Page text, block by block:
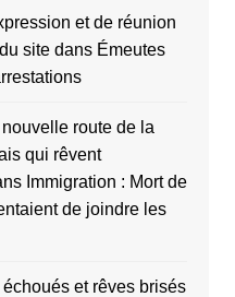
et de réunion
sitedans Émeutes
route de la
qui rêvent
Immigration : Mort de
de joindre les
et rêves brisés